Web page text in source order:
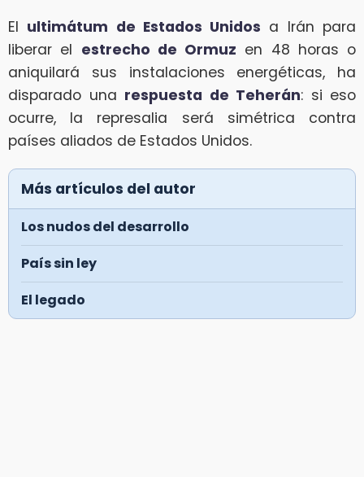
El ultimátum de Estados Unidos a Irán para
liberar el estrecho de Ormuz en 48 horas o
aniquilará sus instalaciones energéticas, ha
disparado una respuesta de Teherán: si eso
ocurre, la represalia será simétrica contra
países aliados de Estados Unidos.
Más artículos del autor
Los nudos del desarrollo
País sin ley
El legado